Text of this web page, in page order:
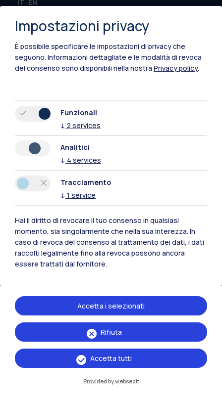
IT EN
Sedi
Milano Leonardo
Milano Bovisa
Lecco
Piacenza
Xi'an
Risorse
Contattaci
Impostazioni privacy
È possibile specificare le impostazioni di privacy che
seguono. Informazioni dettagliate e le modalità di revoca
del consenso sono disponibili nella nostra Privacy policy.
Funzionali
↓ 2 services
Analitici
↓ 4 services
Tracciamento
↓ 1 service
Hai il diritto di revocare il tuo consenso in qualsiasi
momento, sia singolarmente che nella sua interezza. In
caso di revoca del consenso al trattamento dei dati, i dati
raccolti legalmente fino alla revoca possono ancora
essere trattati dal fornitore.
Rifiuta
Accetta i selezionati
Accetta tutti
Provided by websedit